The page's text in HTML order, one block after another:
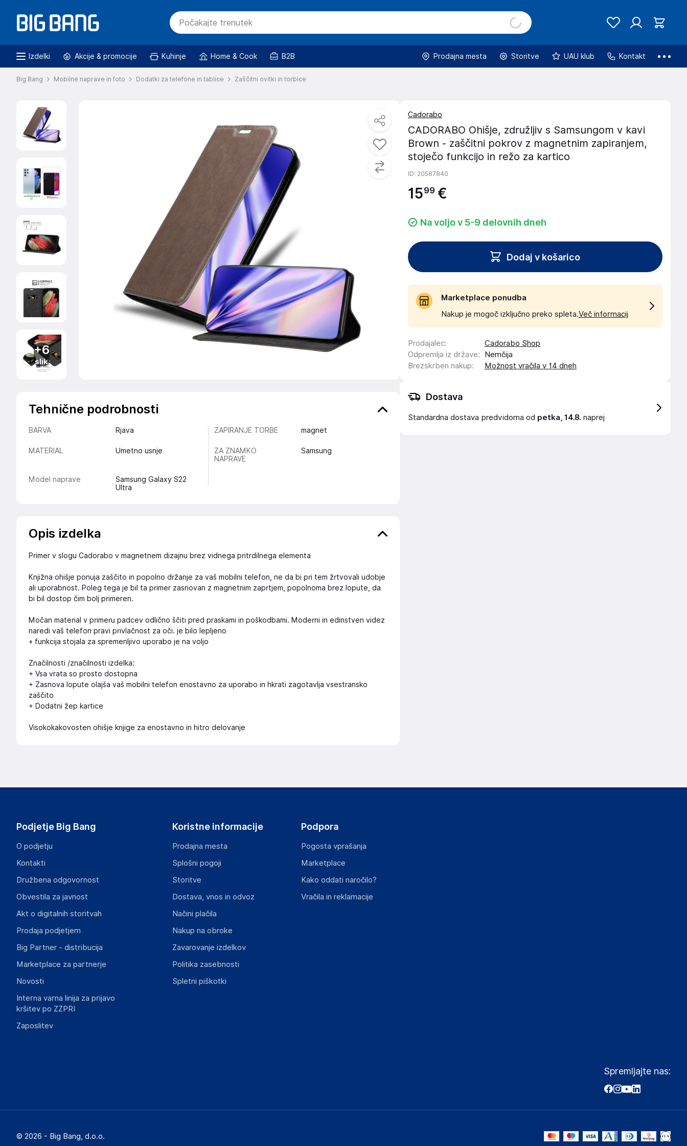
Izdelki Akcije & promocije Kuhinje Home & Cook B2B Prodajna mesta Storitve UAU klub Kontakt
Big Bang Mobilne naprave in foto Dodatki za telefone in tablice Zaščitni ovitki in torbice
+6
slik
Tehnične podrobnosti
BARVA Rjava ZAPIRANJE TORBE magnet
MATERIAL Umetno usnje
ZA ZNAMKO
NAPRAVE
Samsung
Model naprave
Samsung Galaxy S22
Ultra
Opis izdelka
Primer v slogu Cadorabo v magnetnem dizajnu brez vidnega pritrdilnega elementa
Knjižna ohišje ponuja zaščito in popolno držanje za vaš mobilni telefon, ne da bi pri tem žrtvovali udobje
ali uporabnost. Poleg tega je bil ta primer zasnovan z magnetnim zaprtjem, popolnoma brez lopute, da
bi bil dostop čim bolj primeren.
Močan material v primeru padcev odlično ščiti pred praskami in poškodbami. Moderni in edinstven videz
naredi vaš telefon pravi privlačnost za oči. je bilo lepljeno
+ funkcija stojala za spremenljivo uporabo je na voljo
Značilnosti /značilnosti izdelka:
+ Vsa vrata so prosto dostopna
+ Zasnova lopute olajša vaš mobilni telefon enostavno za uporabo in hkrati zagotavlja vsestransko
zaščito
+ Dodatni žep kartice
Visokokakovosten ohišje knjige za enostavno in hitro delovanje
Cadorabo
CADORABO Ohišje, združljiv s Samsungom v kavi
Brown - zaščitni pokrov z magnetnim zapiranjem,
stoječo funkcijo in režo za kartico
ID: 20587840
1599 €
Na voljo v 5-9 delovnih dneh
Dodaj v košarico
Marketplace ponudba
Nakup je mogoč izključno preko spleta.Več informacij
Prodajalec:
Cadorabo Shop
Odpremlja iz države:
Nemčija
Brezskrben nakup: Možnost vračila v 14 dneh
Dostava
Standardna dostava predvidoma od petka, 14.8. naprej
Podjetje Big Bang
O podjetju
Kontakti
Družbena odgovornost
Obvestila za javnost
Akt o digitalnih storitvah
Prodaja podjetjem
Big Partner - distribucija
Marketplace za partnerje
Novosti
Interna varna linija za prijavo
kršitev po ZZPRI
Zaposlitev
Koristne informacije
Prodajna mesta
Splošni pogoji
Storitve
Dostava, vnos in odvoz
Načini plačila
Nakup na obroke
Zavarovanje izdelkov
Politika zasebnosti
Spletni piškotki
Podpora
Pogosta vprašanja
Marketplace
Kako oddati naročilo?
Vračila in reklamacije
Spremljajte nas:
© 2026 - Big Bang, d.o.o.